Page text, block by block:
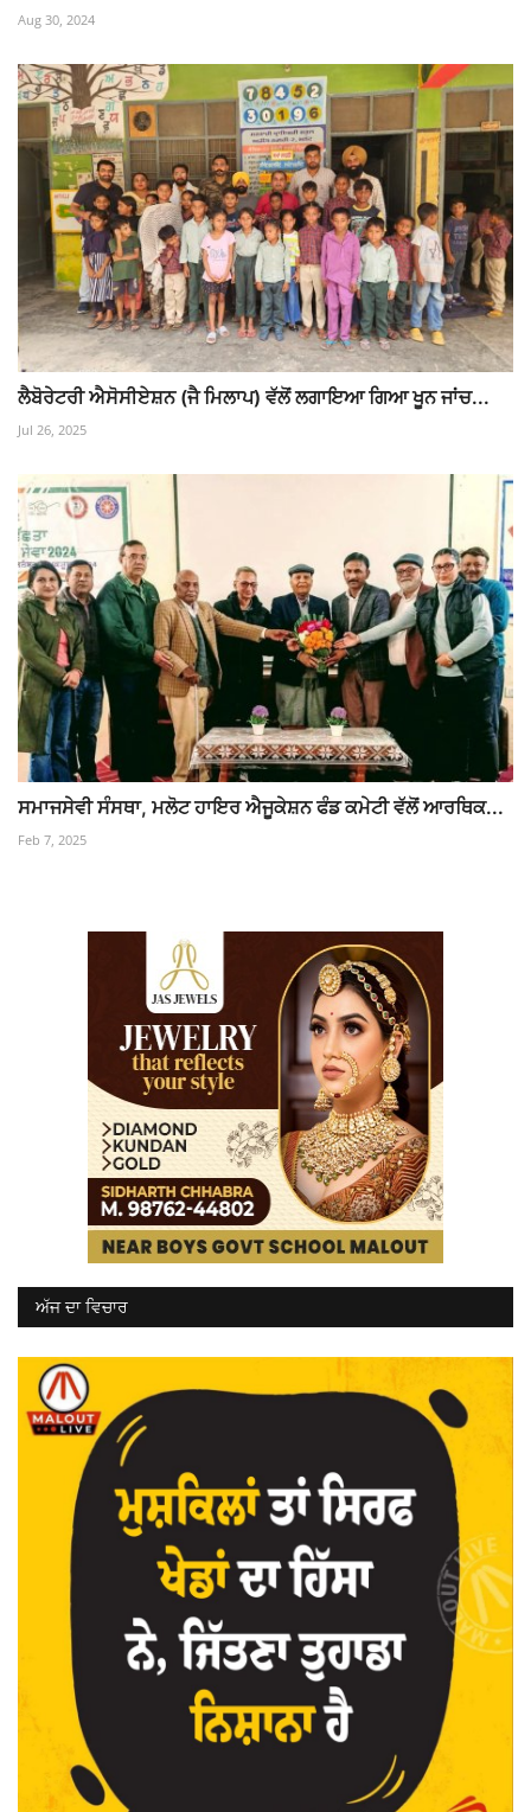
Aug 30, 2024
ਲੈਬੋਰੇਟਰੀ ਐਸੋਸੀਏਸ਼ਨ (ਜੈ ਮਿਲਾਪ) ਵੱਲੋਂ ਲਗਾਇਆ ਗਿਆ ਖੂਨ ਜਾਂਚ...
Jul 26, 2025
ਸਮਾਜਸੇਵੀ ਸੰਸਥਾ, ਮਲੋਟ ਹਾਇਰ ਐਜੂਕੇਸ਼ਨ ਫੰਡ ਕਮੇਟੀ ਵੱਲੋਂ ਆਰਥਿਕ...
Feb 7, 2025
ਅੱਜ ਦਾ ਵਿਚਾਰ